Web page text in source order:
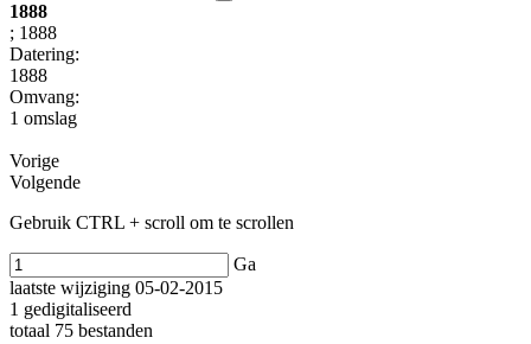
1888
; 1888
Datering:
1888
Omvang:
1 omslag
Vorige
Volgende
Gebruik CTRL + scroll om te scrollen
Ga
laatste wijziging 05-02-2015
1 gedigitaliseerd
totaal 75 bestanden